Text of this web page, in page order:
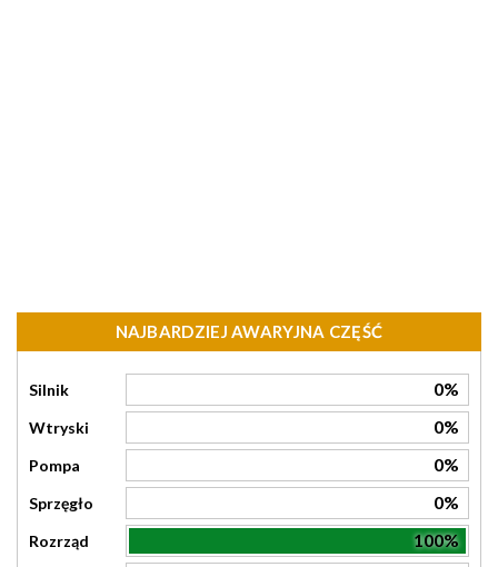
NAJBARDZIEJ AWARYJNA CZĘŚĆ
Silnik 0%
Wtryski 0%
Pompa 0%
Sprzęgło 0%
Rozrząd 100%